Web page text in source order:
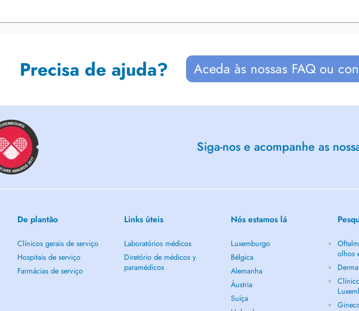
Precisa de ajuda? Aceda às nossas FAQ ou
Siga-nos e acompanhe as
De plantão
Clínicos gerais de serviço
Hospitais de serviço
Farmácias de serviço
Links úteis
Laboratórios médicos
Diretório de médicos y
paramédicos
Nós estamos lá
Luxemburgo
Bélgica
Alemanha
Áustria
Suíça
olhos